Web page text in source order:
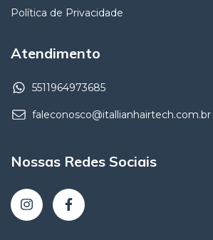
Política de Privacidade
Atendimento
5511964973685
faleconosco@itallianhairtech.com.br
Nossas Redes Sociais